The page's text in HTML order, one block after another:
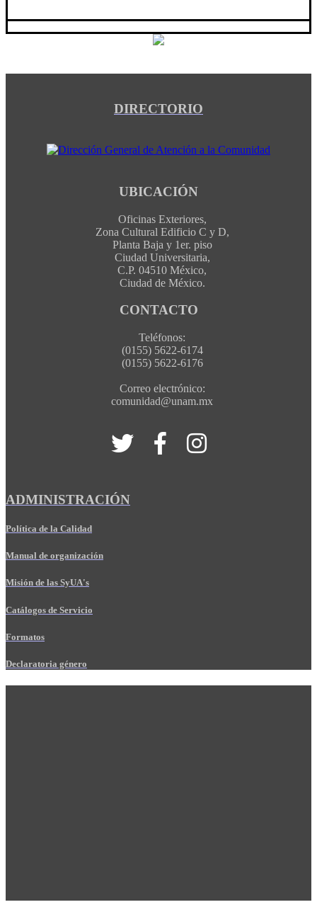
DIRECTORIO
UBICACIÓN
Oficinas Exteriores,
Zona Cultural Edificio C y D,
Planta Baja y 1er. piso
Ciudad Universitaria,
C.P. 04510 México,
Ciudad de México.
CONTACTO
Teléfonos:
(0155) 5622-6174
(0155) 5622-6176
Correo electrónico:
comunidad@unam.mx
ADMINISTRACIÓN
Política de la Calidad
Manual de organización
Misión de las SyUA's
Catálogos de Servicio
Formatos
Declaratoria género